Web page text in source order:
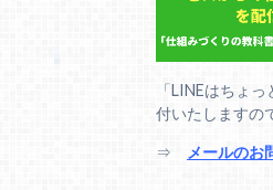
「LINEはちょ
付いたしますの
⇒ メールのお